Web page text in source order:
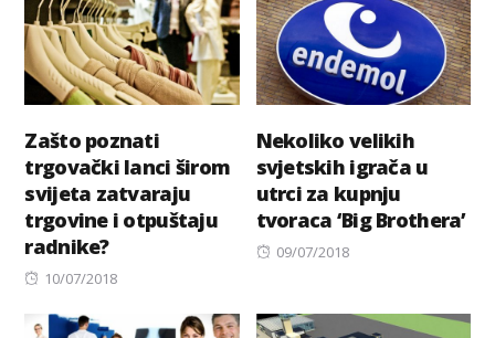
Zašto poznati
trgovački lanci širom
svijeta zatvaraju
trgovine i otpuštaju
radnike?
Posted
10/07/2018
Nekoliko velikih
svjetskih igrača u
utrci za kupnju
tvoraca ‘Big Brothera’
Posted
09/07/2018